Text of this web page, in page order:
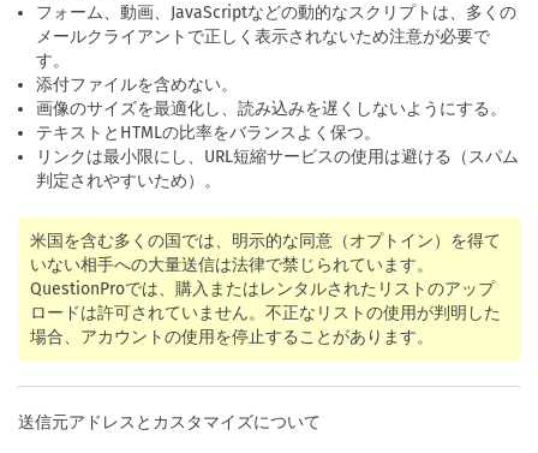
フォーム、動画、JavaScriptなどの動的なスクリプトは、多くの
メールクライアントで正しく表示されないため注意が必要で
す。
添付ファイルを含めない。
画像のサイズを最適化し、読み込みを遅くしないようにする。
テキストとHTMLの比率をバランスよく保つ。
リンクは最小限にし、URL短縮サービスの使用は避ける（スパム
判定されやすいため）。
米国を含む多くの国では、明示的な同意（オプトイン）を得て
いない相手への大量送信は法律で禁じられています。
QuestionProでは、購入またはレンタルされたリストのアップ
ロードは許可されていません。不正なリストの使用が判明した
場合、アカウントの使用を停止することがあります。
送信元アドレスとカスタマイズについて